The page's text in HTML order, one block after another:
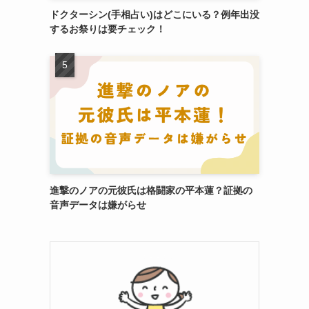
ドクターシン(手相占い)はどこにいる？例年出没
するお祭りは要チェック！
進撃のノアの元彼氏は格闘家の平本蓮？証拠の
音声データは嫌がらせ